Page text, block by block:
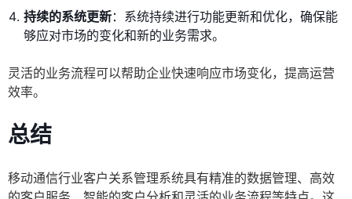
持续的系统更新：系统持续进行功能更新和优化，确保能
够应对市场的变化和新的业务需求。
灵活的业务流程可以帮助企业快速响应市场变化，提高运营
效率。
总结
移动通信行业客户关系管理系统具有精准的数据管理、高效